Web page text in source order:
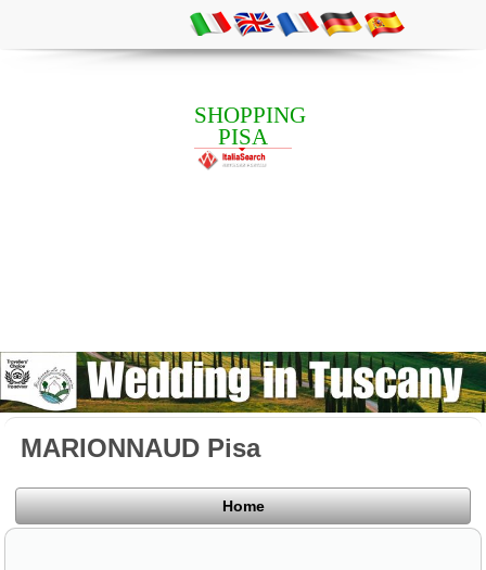
SHOPPING
PISA
MARIONNAUD Pisa
Home